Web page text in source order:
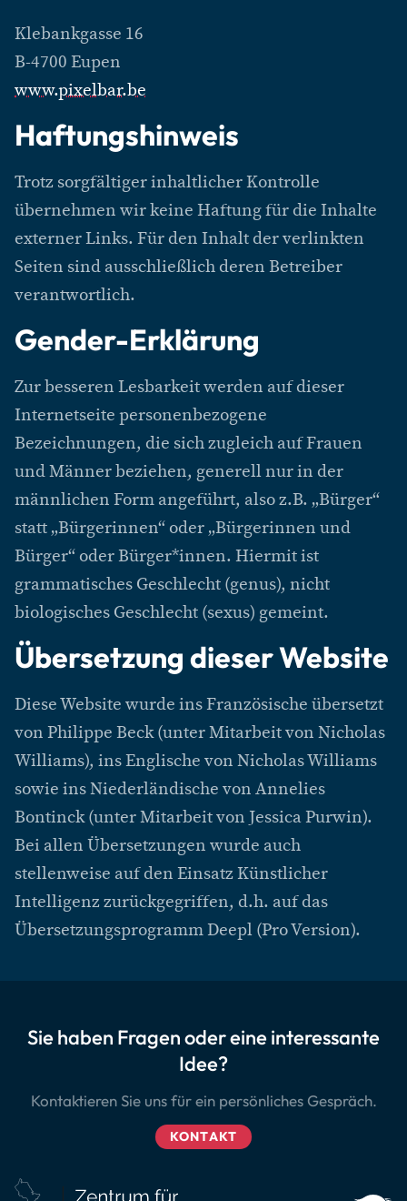
Klebankgasse 16
B-4700 Eupen
www.pixelbar.be
Haftungshinweis
Trotz sorgfältiger inhaltlicher Kontrolle
übernehmen wir keine Haftung für die Inhalte
externer Links. Für den Inhalt der verlinkten
Seiten sind ausschließlich deren Betreiber
verantwortlich.
Gender-Erklärung
Zur besseren Lesbarkeit werden auf dieser
Internetseite personenbezogene
Bezeichnungen, die sich zugleich auf Frauen
und Männer beziehen, generell nur in der
männlichen Form angeführt, also z.B. „Bürger“
statt „Bürgerinnen“ oder „Bürgerinnen und
Bürger“ oder Bürger*innen. Hiermit ist
grammatisches Geschlecht (genus), nicht
biologisches Geschlecht (sexus) gemeint.
Übersetzung dieser Website
Diese Website wurde ins Französische übersetzt
von Philippe Beck (unter Mitarbeit von Nicholas
Williams), ins Englische von Nicholas Williams
sowie ins Niederländische von Annelies
Bontinck (unter Mitarbeit von Jessica Purwin).
Bei allen Übersetzungen wurde auch
stellenweise auf den Einsatz Künstlicher
Intelligenz zurückgegriffen, d.h. auf das
Übersetzungsprogramm Deepl (Pro Version).
Sie haben Fragen oder eine interessante
Idee?
Kontaktieren Sie uns für ein persönliches Gespräch.
KONTAKT